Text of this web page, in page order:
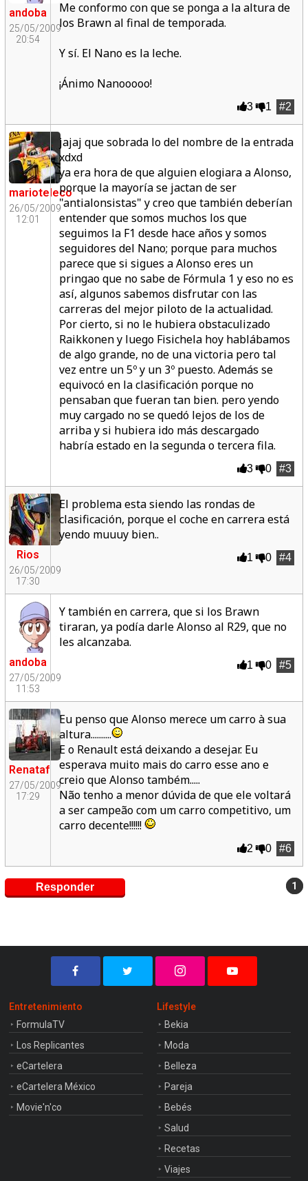
andoba
25/05/2009
20:54
Me conformo con que se ponga a la altura de
los Brawn al final de temporada.
Y sí. El Nano es la leche.
¡Ánimo Nanooooo!
#2
3 1
marioteleco
26/05/2009
12:01
jajaj que sobrada lo del nombre de la entrada
xdxd
ya era hora de que alguien elogiara a Alonso,
porque la mayoría se jactan de ser
"antialonsistas" y creo que también deberían
entender que somos muchos los que
seguimos la F1 desde hace años y somos
seguidores del Nano; porque para muchos
parece que si sigues a Alonso eres un
pringao que no sabe de Fórmula 1 y eso no es
así, algunos sabemos disfrutar con las
carreras del mejor piloto de la actualidad.
Por cierto, si no le hubiera obstaculizado
Raikkonen y luego Fisichela hoy hablábamos
de algo grande, no de una victoria pero tal
vez entre un 5º y un 3º puesto. Además se
equivocó en la clasificación porque no
pensaban que fueran tan bien. pero yendo
muy cargado no se quedó lejos de los de
arriba y si hubiera ido más descargado
habría estado en la segunda o tercera fila.
#3
3 0
Rios
26/05/2009
17:30
El problema esta siendo las rondas de
clasificación, porque el coche en carrera está
yendo muuuy bien..
#4
1 0
andoba
27/05/2009
11:53
Y también en carrera, que si los Brawn
tiraran, ya podía darle Alonso al R29, que no
les alcanzaba.
#5
1 0
Renataf
27/05/2009
17:29
Eu penso que Alonso merece um carro à sua
altura..........
E o Renault está deixando a desejar. Eu
esperava muito mais do carro esse ano e
creio que Alonso também.....
Não tenho a menor dúvida de que ele voltará
a ser campeão com um carro competitivo, um
carro decente!!!!!!
#6
2 0
Responder 1
Entretenimiento
FormulaTV
Los Replicantes
eCartelera
eCartelera México
Movie'n'co
Lifestyle
Bekia
Moda
Belleza
Pareja
Bebés
Salud
Recetas
Viajes